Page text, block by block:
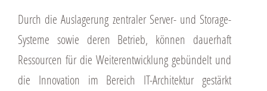
Durch die Auslagerung zentraler Server- und Storage-
Systeme sowie deren Betrieb, können dauerhaft
Ressourcen für die Weiterentwicklung gebündelt und
die Innovation im Bereich IT-Architektur gestärkt